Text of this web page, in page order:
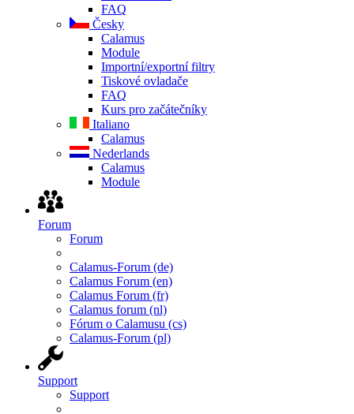
FAQ
Česky
Calamus
Module
Importní/exportní filtry
Tiskové ovladače
FAQ
Kurs pro začátečníky
Italiano
Calamus
Nederlands
Calamus
Module
Forum
Forum
Calamus-Forum (de)
Calamus Forum (en)
Calamus Forum (fr)
Calamus forum (nl)
Fórum o Calamusu (cs)
Calamus-Forum (pl)
Support
Support